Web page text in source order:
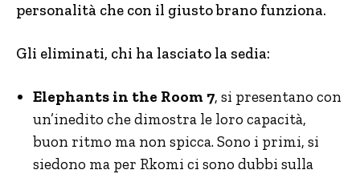
personalità che con il giusto brano funziona.
Gli eliminati, chi ha lasciato la sedia:
Elephants in the Room 7, si presentano con
un’inedito che dimostra le loro capacità,
buon ritmo ma non spicca. Sono i primi, si
siedono ma per Rkomi ci sono dubbi sulla